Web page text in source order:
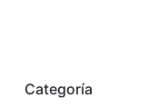
Categoría